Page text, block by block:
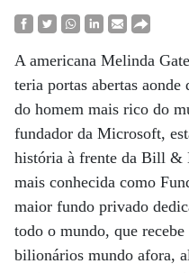
A americana Melinda
teria portas abertas
do homem mais rico do
fundador da Microsoft,
história à frente da Bill &
mais conhecida como
maior fundo privado
todo o mundo, que recebe
bilionários mundo afora,